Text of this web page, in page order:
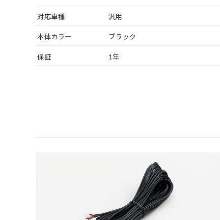
対応車種 汎用
本体カラー ブラック
保証 1年